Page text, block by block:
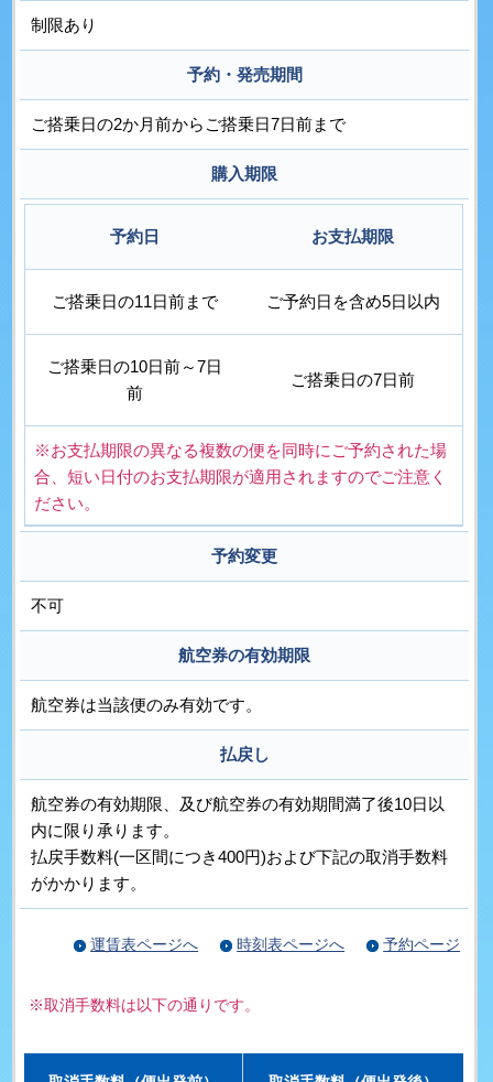
制限あり
予約・発売期間
ご搭乗日の2か月前からご搭乗日7日前まで
購入期限
予約日 お支払期限
ご搭乗日の11日前まで ご予約日を含め5日以内
ご搭乗日の10日前～7日
前
ご搭乗日の7日前
※お支払期限の異なる複数の便を同時にご予約された場
合、短い日付のお支払期限が適用されますのでご注意く
ださい。
予約変更
不可
航空券の有効期限
航空券は当該便のみ有効です。
払戻し
航空券の有効期限、及び航空券の有効期間満了後10日以
内に限り承ります。
払戻手数料(一区間につき400円)および下記の取消手数料
がかかります。
予約ページ
時刻表ページへ
運賃表ページへ
※取消手数料は以下の通りです。